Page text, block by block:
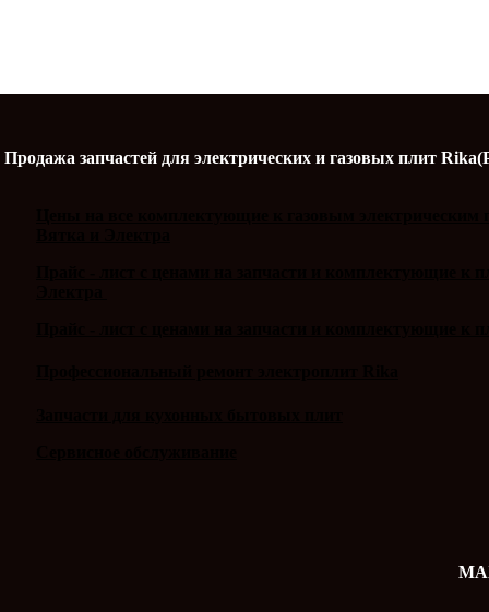
Продажа запчастей для электрических и газовых плит